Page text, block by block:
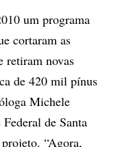
um programa
cortaram as
retiram novas
de 420 mil pínus
Michele
de Santa
“Agora,